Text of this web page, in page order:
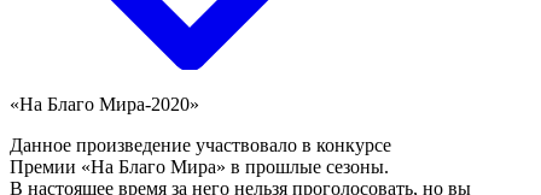
«На Благо Мира-2020»
Данное произведение участвовало в конкурсе
Премии «На Благо Мира» в прошлые сезоны.
В настоящее время за него нельзя проголосовать, но вы